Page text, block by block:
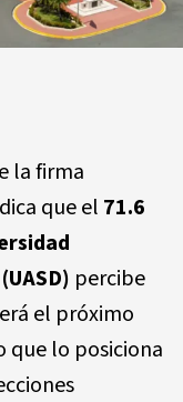
la firma
que el 71.6
percibe
el próximo
que lo posiciona